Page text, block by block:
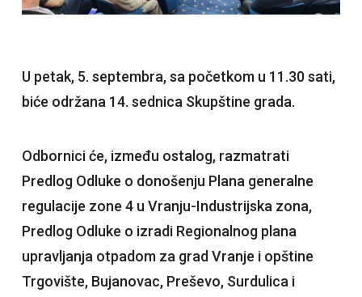
U petak, 5. septembra, sa početkom u 11.30 sati,
biće održana 14. sednica Skupštine grada.
Odbornici će, između ostalog, razmatrati
Predlog Odluke o donošenju Plana generalne
regulacije zone 4 u Vranju-Industrijska zona,
Predlog Odluke o izradi Regionalnog plana
upravljanja otpadom za grad Vranje i opštine
Trgovište, Bujanovac, Preševo, Surdulica i